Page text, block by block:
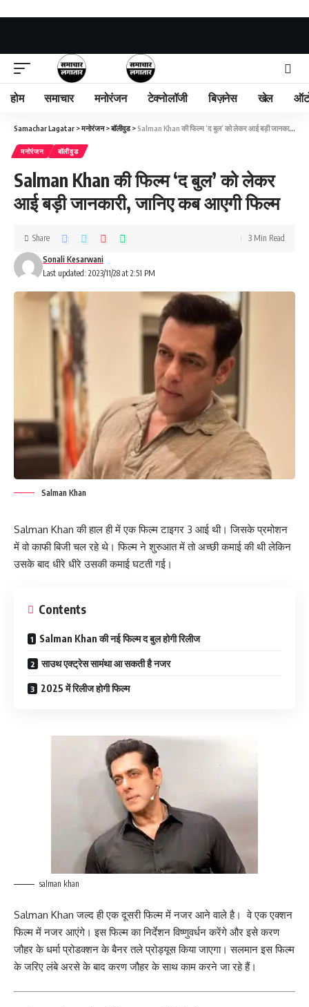
होम समाचार मनोरंजन टेक्नोलॉजी बिज़नेस खेल
Samachar Lagatar >मनोरंजन>बॉलीवुड>Salman Khan की फिल्म ‘द बुल’ को लेकर आई बड़ी जानकारी, जानिए कब आएगी फिल्म
मनोरंजन बॉलीवुड
Salman Khan की फिल्म ‘द बुल’ को लेकर
आई बड़ी जानकारी, जानिए कब आएगी फिल्म
Last updated: 2023/11/28 at 2:51 PM
Sonali Kesarwani
Share 3 Min Read
Salman Khan
Salman Khan की हाल ही में एक फिल्म टाइगर 3 आई थी। जिसके प्रमोशन
में वो काफी बिजी चल रहे थे। फिल्म ने शुरुआत में तो अच्छी कमाई की थी लेकिन
उसके बाद धीरे धीरे उसकी कमाई घटती गई।
Contents
Salman Khan की नई फिल्म द बुल होगी रिलीज
साउथ एक्ट्रेस सामंथा आ सकती है नजर
2025 में रिलीज होगी फिल्म
salman khan
Salman Khan जल्द ही एक दूसरी फिल्म में नजर आने वाले है। वे एक एक्शन
फिल्म में नजर आएंगे। इस फिल्म का निर्देशन विष्णुवर्धन करेंगे और इसे करण
जौहर के धर्मा प्रोडक्शन के बैनर तले प्रोड्यूस किया जाएगा। सलमान इस फिल्म
के जरिए लंबे अरसे के बाद करण जौहर के साथ काम करने जा रहे हैं।